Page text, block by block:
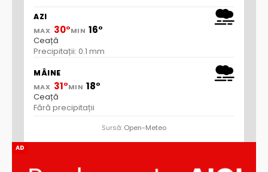
AD
AZI
MAX 30°MIN 16°
Ceață
Precipitații: 0.1 mm
MÂINE
MAX 31°MIN 18°
Ceață
Fără precipitații
Sursă: Open-Meteo